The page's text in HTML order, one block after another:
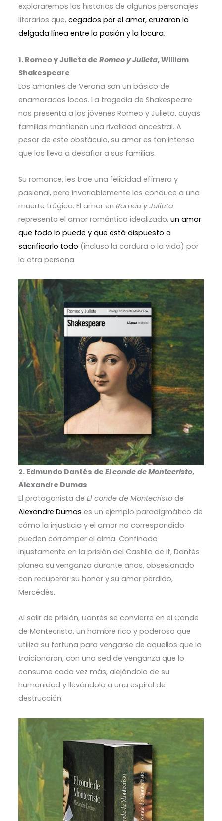
exploraremos las historias de algunos personajes
literarios que, cegados por el amor, cruzaron la
delgada línea entre la pasión y la locura.
1. Romeo y Julieta de Romeo y Julieta, William
Shakespeare
Los amantes de Verona son un básico de
enamorados locos. La tragedia de Shakespeare
nos presenta a los jóvenes Romeo y Julieta, cuyas
familias mantienen una rivalidad ancestral. A
pesar de este obstáculo, su amor es tan intenso
que los lleva a desafiar a sus familias.
Su romance, les trae una felicidad efímera y
pasional, pero invariablemente los conduce a una
muerte trágica. El amor en Romeo y Julieta
representa el amor romántico idealizado, un amor
que todo lo puede y que está dispuesto a
sacrificarlo todo (incluso la cordura o la vida) por
la otra persona.
2. Edmundo Dantés de El conde de Montecristo,
Alexandre Dumas
El protagonista de El conde de Montecristode
Alexandre Dumas es un ejemplo paradigmático de
cómo la injusticia y el amor no correspondido
pueden corromper el alma. Confinado
injustamente en la prisión del Castillo de If, Dantés
planea su venganza durante años, obsesionado
con recuperar su honor y su amor perdido,
Mercédès.
Al salir de prisión, Dantés se convierte en el Conde
de Montecristo, un hombre rico y poderoso que
utiliza su fortuna para vengarse de aquellos que lo
traicionaron, con una sed de venganza que lo
consume cada vez más, alejándolo de su
humanidad y llevándolo a una espiral de
destrucción.